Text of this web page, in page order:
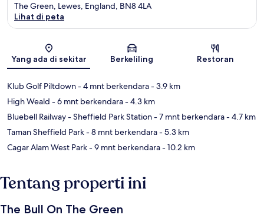
Peta
The Green, Lewes, England, BN8 4LA
Lihat di peta
Yang ada di sekitar Berkeliling Restoran
Klub Golf Piltdown- 4 mnt berkendara- 3.9 km
High Weald - 6 mnt berkendara- 4.3 km
Bluebell Railway - Sheffield Park Station- 7 mnt berkendara- 4.7 km
Taman Sheffield Park- 8 mnt berkendara- 5.3 km
Cagar Alam West Park- 9 mnt berkendara- 10.2 km
Tentang properti ini
The Bull On The Green